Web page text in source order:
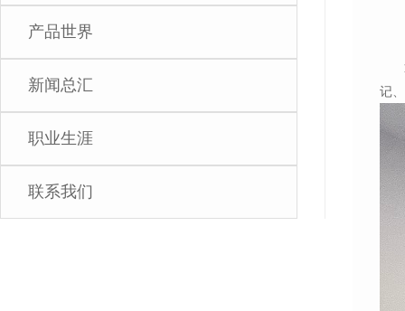
产品世界
新闻总汇
职业生涯
联系我们
记